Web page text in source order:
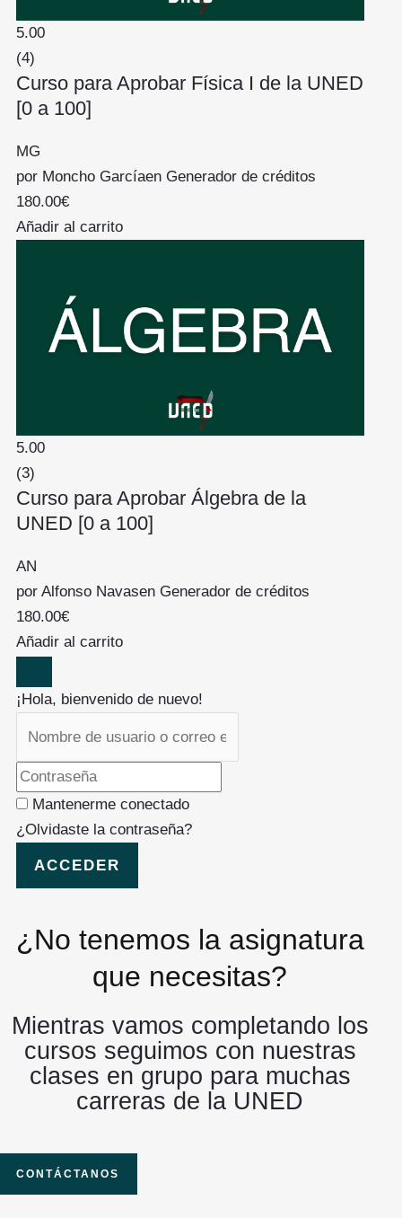
5.00
(4)
Curso para Aprobar Física I de la UNED
[0 a 100]
MG
por Moncho Garcíaen Generador de créditos
180.00€
Añadir al carrito
5.00
(3)
Curso para Aprobar Álgebra de la
UNED [0 a 100]
AN
por Alfonso Navasen Generador de créditos
180.00€
Añadir al carrito
¡Hola, bienvenido de nuevo!
Mantenerme conectado
¿Olvidaste la contraseña?
ACCEDER
¿No tenemos la asignatura
que necesitas?
Mientras vamos completando los
cursos seguimos con nuestras
clases en grupo para muchas
carreras de la UNED
CONTÁCTANOS